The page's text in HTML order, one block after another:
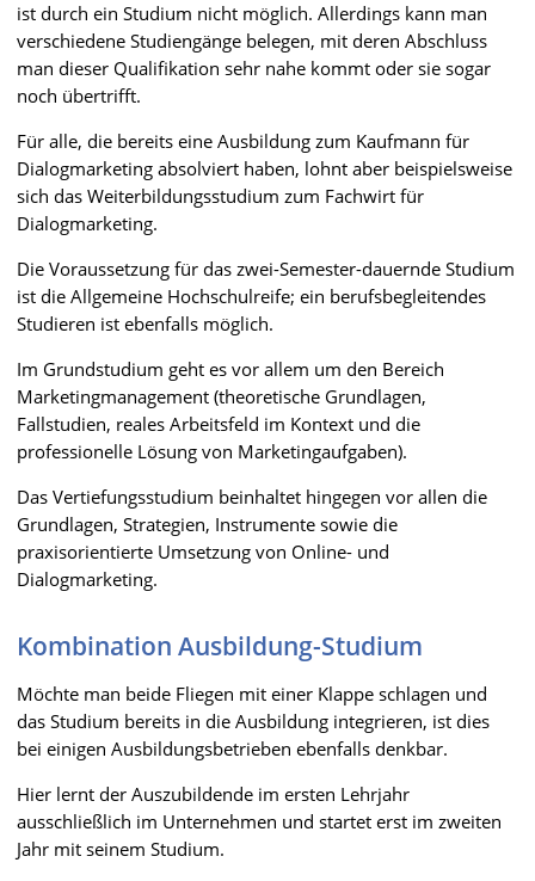
ist durch ein Studium nicht möglich. Allerdings kann man
verschiedene Studiengänge belegen, mit deren Abschluss
man dieser Qualifikation sehr nahe kommt oder sie sogar
noch übertrifft.
Für alle, die bereits eine Ausbildung zum Kaufmann für
Dialogmarketing absolviert haben, lohnt aber beispielsweise
sich das Weiterbildungsstudium zum Fachwirt für
Dialogmarketing.
Die Voraussetzung für das zwei-Semester-dauernde Studium
ist die Allgemeine Hochschulreife; ein berufsbegleitendes
Studieren ist ebenfalls möglich.
Im Grundstudium geht es vor allem um den Bereich
Marketingmanagement (theoretische Grundlagen,
Fallstudien, reales Arbeitsfeld im Kontext und die
professionelle Lösung von Marketingaufgaben).
Das Vertiefungsstudium beinhaltet hingegen vor allen die
Grundlagen, Strategien, Instrumente sowie die
praxisorientierte Umsetzung von Online- und
Dialogmarketing.
Kombination Ausbildung-Studium
Möchte man beide Fliegen mit einer Klappe schlagen und
das Studium bereits in die Ausbildung integrieren, ist dies
bei einigen Ausbildungsbetrieben ebenfalls denkbar.
Hier lernt der Auszubildende im ersten Lehrjahr
ausschließlich im Unternehmen und startet erst im zweiten
Jahr mit seinem Studium.